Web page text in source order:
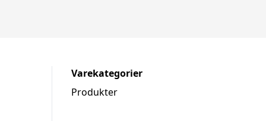
Varekategorier
Produkter